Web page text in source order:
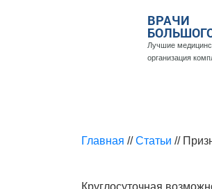
ВРАЧИ
Лучшие
организация
Главная // Статьи //
Круглосуточная